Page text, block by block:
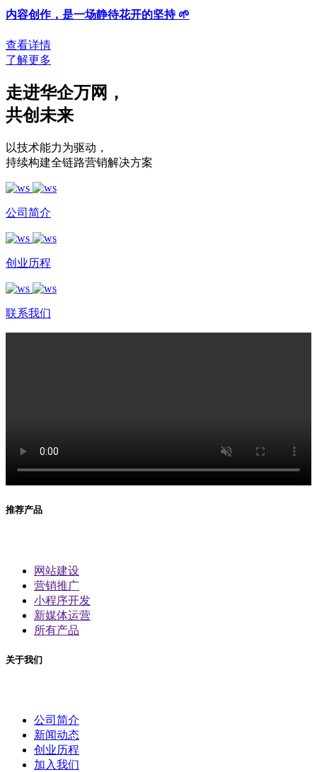
内容创作，是一场静待花开的坚持 🌱
查看详情
了解更多
走进华企万网 ，
共创未来
以技术能力为驱动 ，
持续构建全链路营销解决方案
公司简介
创业历程
联系我们
推荐产品
网站建设
营销推广
小程序开发
新媒体运营
所有产品
关于我们
公司简介
新闻动态
创业历程
加入我们